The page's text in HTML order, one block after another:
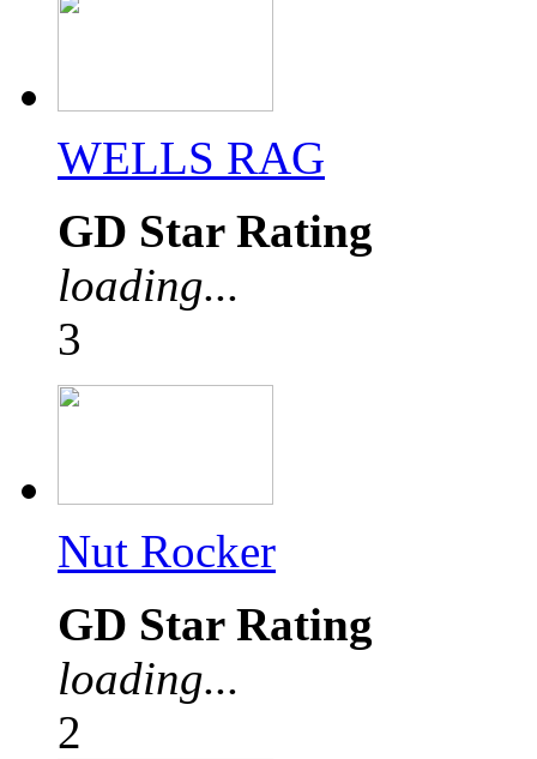
WELLS RAG
GD Star Rating
loading...
3
Nut Rocker
GD Star Rating
loading...
2